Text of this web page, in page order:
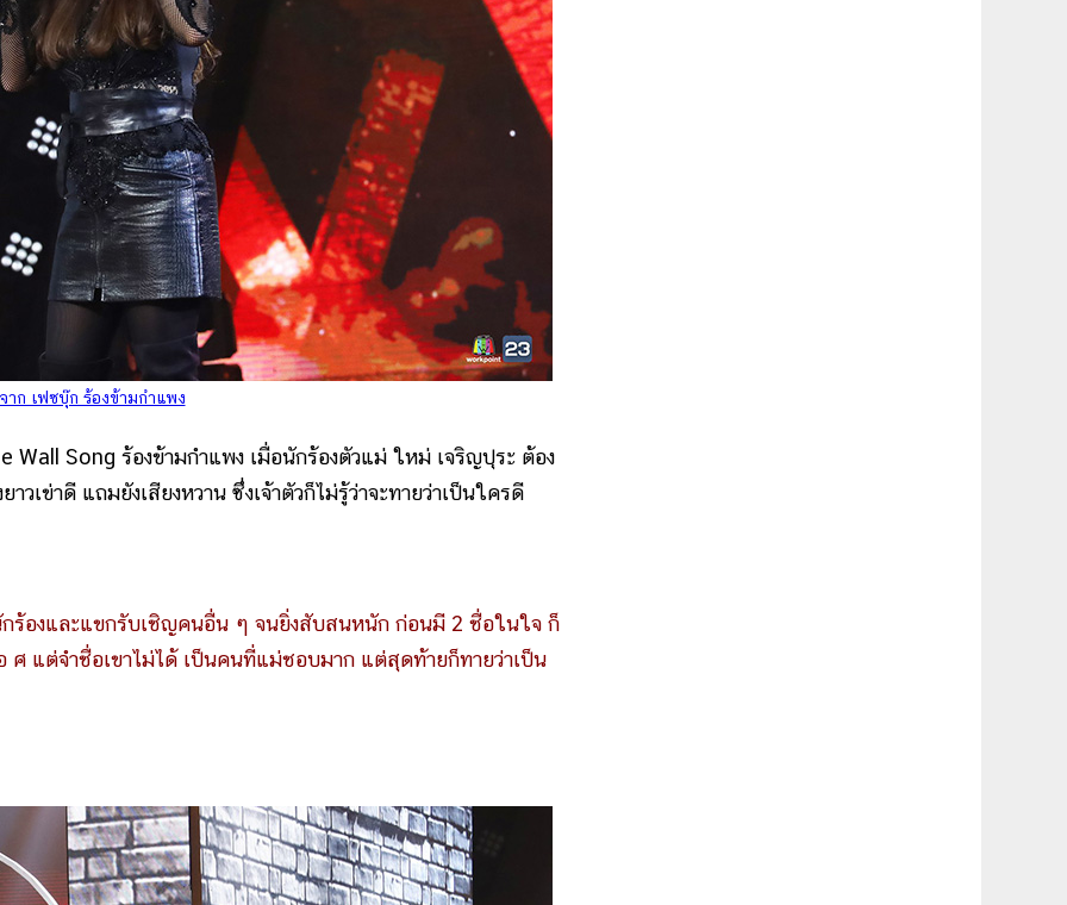
าก เฟซบุ๊ก ร้องข้ามกำแพง
Song ร้องข้ามกำแพง เมื่อนักร้องตัวแม่ ใหม่ เจริญปุระ ต้อง
วเข่าดี แถมยังเสียงหวาน ซึ่งเจ้าตัวก็ไม่รู้ว่าจะทายว่าเป็นใครดี
ร้องและแขกรับเชิญคนอื่น ๆ จนยิ่งสับสนหนัก ก่อนมี 2 ชื่อในใจ ก็
แต่จำชื่อเขาไม่ได้ เป็นคนที่แม่ชอบมาก แต่สุดท้ายก็ทายว่าเป็น